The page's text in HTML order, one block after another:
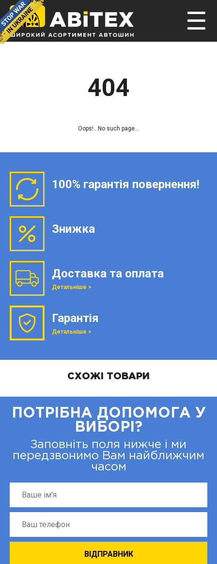
☰
404
Oops!.. No such page...
100% гарантія повернення!
Знижка
Доставка та оплата
Детальніше >
Гарантія
Детальніше >
СХОЖІ ТОВАРИ
ПОТРІБНА ДОПОМОГА У
ВИБОРІ?
Заповніть поля нижче і ми
передзвонимо Вам найближчим
часом